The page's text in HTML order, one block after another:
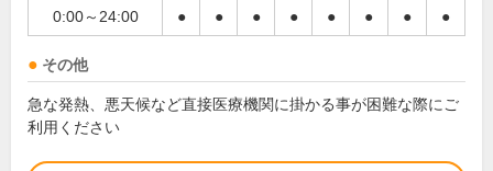
0:00～24:00 ● ● ● ● ● ● ● ●
その他
急な発熱、悪天候など直接医療機関に掛かる事が困難な際にご
利用ください